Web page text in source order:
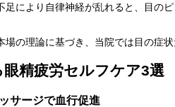
足により自律神経が乱れると、目の
場の理論に基づき、当院では目の症
精疲労セルフケア3選
サージで血行促進